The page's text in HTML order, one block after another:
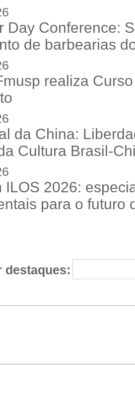
Day Conference:
de barbearias
realiza
da China:
Cultura Brasil-
ILOS 2026:
para o futuro
destaques: